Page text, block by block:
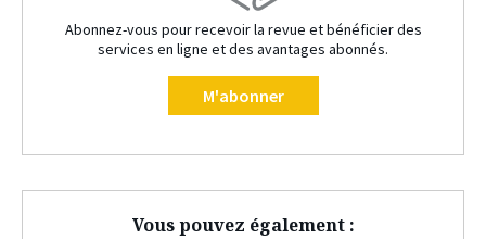
Abonnez-vous pour recevoir la revue et bénéficier des
services en ligne et des avantages abonnés.
M'abonner
Vous pouvez également :